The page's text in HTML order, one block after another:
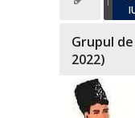
Grupul
2022)